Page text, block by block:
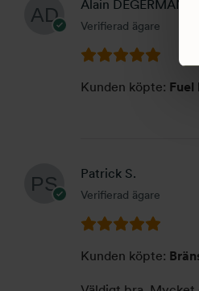
Alain DEGERMANN
Verifierad ägare
Kunden köpte: Fuel
Patrick S.
Verifierad ägare
Kunden köpte: